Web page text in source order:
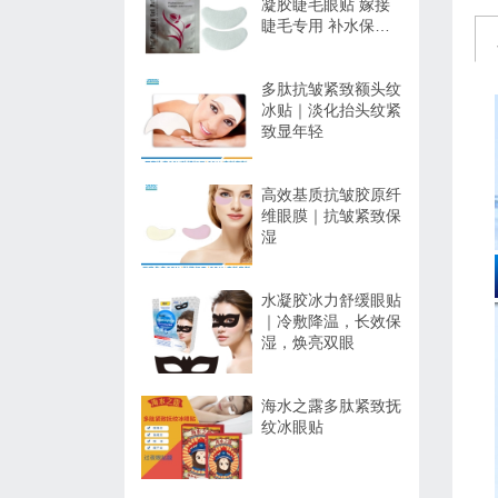
凝胶睫毛眼贴 嫁接
睫毛专用 补水保湿
多肽抗皱紧致额头纹
冰贴｜淡化抬头纹紧
致显年轻
高效基质抗皱胶原纤
维眼膜｜抗皱紧致保
湿
水凝胶冰力舒缓眼贴
｜冷敷降温，长效保
湿，焕亮双眼
海水之露多肽紧致抚
纹冰眼贴